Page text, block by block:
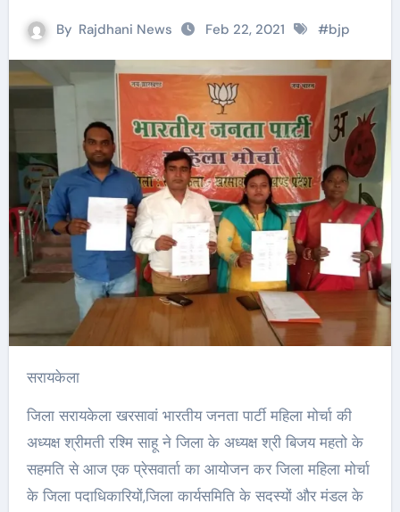
By Rajdhani News Feb 22, 2021 #bjp
सरायकेला
जिला सरायकेला खरसावां भारतीय जनता पार्टी महिला मोर्चा की
अध्यक्ष श्रीमती रश्मि साहू ने जिला के अध्यक्ष श्री बिजय महतो के
सहमति से आज एक प्रेसवार्ता का आयोजन कर जिला महिला मोर्चा
के जिला पदाधिकारियों,जिला कार्यसमिति के सदस्यों और मंडल के